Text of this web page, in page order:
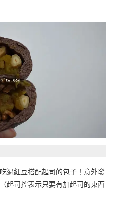
過紅豆搭配起司的包子！意外發
起司控表示只要有加起司的東西